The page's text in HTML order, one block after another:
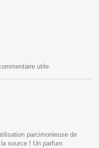
utile.
parcimonieuse de
source ! Un parfum